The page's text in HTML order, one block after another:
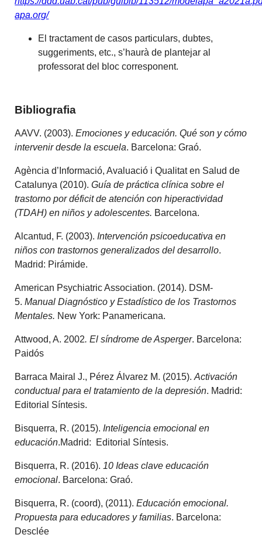
apa.org/
El tractament de casos particulars, dubtes,
suggeriments, etc., s’haurà de plantejar al
professorat del bloc corresponent.
Bibliografia
AAVV. (2003).Emociones y educación. Qué son y cómo
intervenir desde la escuela. Barcelona: Graó.
Agència d’Informació, Avaluació i Qualitat en Salud de
Catalunya (2010).Guía de práctica clínica sobre el
trastorno por déficit de atención con hiperactividad
(TDAH) en niños y adolescentes. Barcelona.
Alcantud, F. (2003). Intervención psicoeducativa en
niños con trastornos generalizados del desarrollo.
Madrid: Pirámide.
American Psychiatric Association. (2014). DSM-
5.Manual Diagnóstico y Estadístico de los Trastornos
Mentales. New York: Panamericana.
Attwood, A. 2002. El síndrome de Asperger. Barcelona:
Paidós
Barraca Mairal J., Pérez Álvarez M. (2015).Activación
conductual para el tratamiento de la depresión. Madrid:
Editorial Síntesis.
Bisquerra, R. (2015). Inteligencia emocional en
educación.Madrid: Editorial Síntesis.
Bisquerra, R. (2016). 10 Ideas clave educación
emocional. Barcelona: Graó.
Bisquerra, R. (coord), (2011).Educación emocional.
Propuesta para educadores y familias. Barcelona:
Desclée